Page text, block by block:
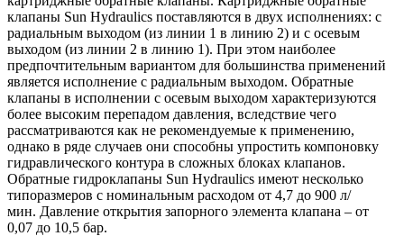
клапаны Sun Hydraulics поставляются в двух исполнениях: с
радиальным выходом (из линии 1 в линию 2) и с осевым
выходом (из линии 2 в линию 1). При этом наиболее
предпочтительным вариантом для большинства применений
является исполнение с радиальным выходом. Обратные
клапаны в исполнении с осевым выходом характеризуются
более высоким перепадом давления, вследствие чего
рассматриваются как не рекомендуемые к применению,
однако в ряде случаев они способны упростить компоновку
гидравлического контура в сложных блоках клапанов.
Обратные гидроклапаны Sun Hydraulics имеют несколько
типоразмеров с номинальным расходом от 4,7 до 900 л/
мин. Давление открытия запорного элемента клапана – от
0,07 до 10,5 бар.